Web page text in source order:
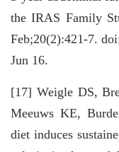
the IRAS Family
Feb;20(2):421-7.
Jun 16.
[17] Weigle DS,
Meeuws KE,
diet induces